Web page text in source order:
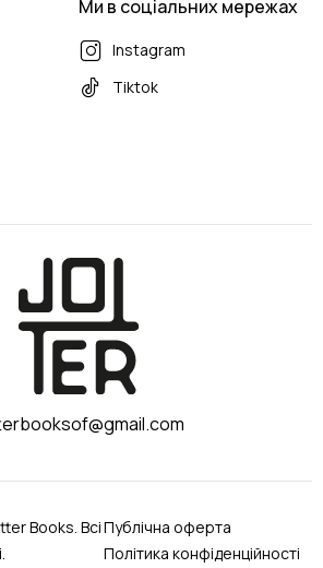
Ми в соціальних мережах
Instagram
Tiktok
Books. ВсіПублічна оферта
Політика конфіденційності